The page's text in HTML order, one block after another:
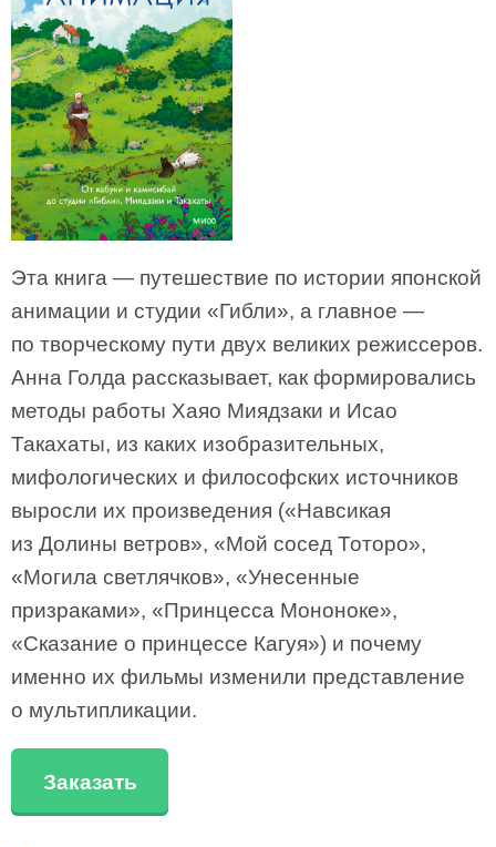
Эта книга — путешествие по истории японской
анимации и студии «Гибли», а главное —
по творческому пути двух великих режиссеров.
Анна Голда рассказывает, как формировались
методы работы Хаяо Миядзаки и Исао
Такахаты, из каких изобразительных,
мифологических и философских источников
выросли их произведения («Навсикая
из Долины ветров», «Мой сосед Тоторо»,
«Могила светлячков», «Унесенные
призраками», «Принцесса Мононоке»,
«Сказание о принцессе Кагуя») и почему
именно их фильмы изменили представление
о мультипликации.
Заказать